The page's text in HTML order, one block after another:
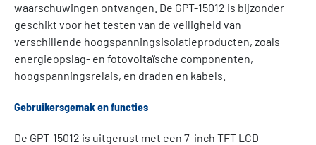
waarschuwingen ontvangen. De GPT-15012 is bijzonder
geschikt voor het testen van de veiligheid van
verschillende hoogspanningsisolatieproducten, zoals
energieopslag- en fotovoltaïsche componenten,
hoogspanningsrelais, en draden en kabels.
Gebruikersgemak en functies
De GPT-15012 is uitgerust met een 7-inch TFT LCD-